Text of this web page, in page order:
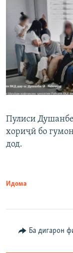
Пулиси
хориҷӣ бо
дод.
Идома
Ба дигарон